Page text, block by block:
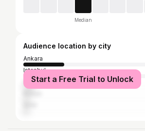
Median
Audience location by city
Ankara
Istanbul
Antalya
Start a Free Trial to Unlock